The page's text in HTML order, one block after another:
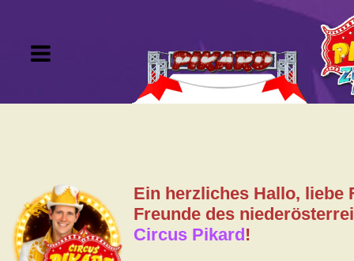
Ein herzliches Hallo, liebe
Freunde des
Circus Pikard!
Tournee
VIP-Kartei
Gutscheine